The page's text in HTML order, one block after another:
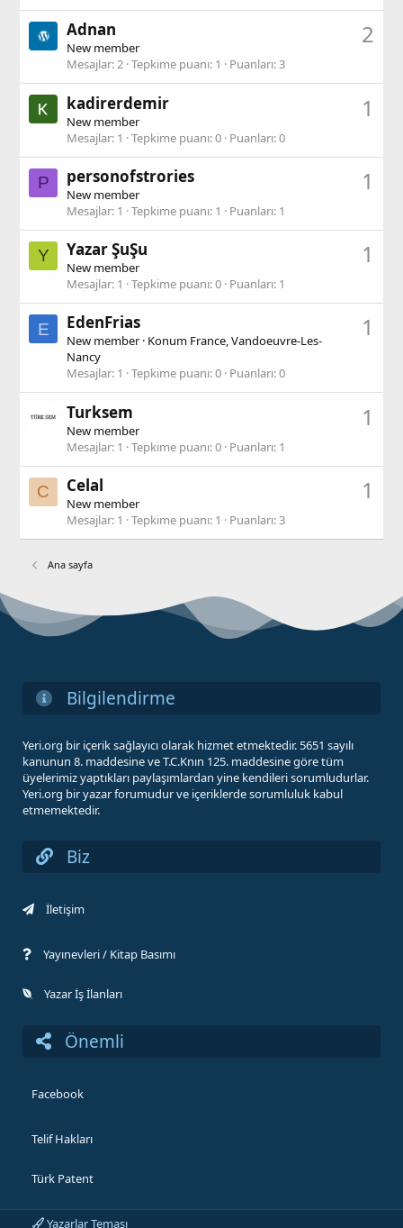
2
Adnan
New member
Mesajlar 2 Tepkime puanı 1 Puanları 3
1
kadirerdemir
New member
Mesajlar 1 Tepkime puanı 0 Puanları 0
P 1
personofstrories
New member
Mesajlar 1 Tepkime puanı 1 Puanları 1
Y 1
Yazar ŞuŞu
New member
Mesajlar 1 Tepkime puanı 0 Puanları 1
E 1
EdenFrias
New member · Konum France, Vandoeuvre-Les-
Nancy
Mesajlar 1 Tepkime puanı 0 Puanları 0
1
Turksem
New member
Mesajlar 1 Tepkime puanı 0 Puanları 1
C 1
Celal
New member
Mesajlar 1 Tepkime puanı 1 Puanları 3
Ana sayfa
Bilgilendirme
Yeri.org bir içerik sağlayıcı olarak hizmet etmektedir. 5651 sayılı
kanunun 8. maddesine ve T.C.Knın 125. maddesine göre tüm
üyelerimiz yaptıkları paylaşımlardan yine kendileri sorumludurlar.
Yeri.org bir yazar forumudur ve içeriklerde sorumluluk kabul
etmemektedir.
Biz
İletişim
Yayınevleri / Kitap Basımı
Yazar İş İlanları
Önemli
Facebook
Telif Hakları
Türk Patent
Yazarlar Teması